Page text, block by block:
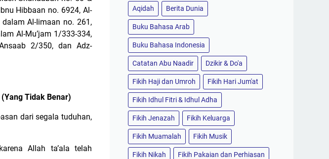
Hibbaan no. 6924, Al-
dalam Al-Iimaan no. 261,
Al-Mu’jam 1/333-334,
2/350, dan Adz-
Tidak Benar)
dari segala tuduhan,
Allah ta’ala telah
Aqidah Berita Dunia
Buku Bahasa Arab
Buku Bahasa Indonesia
Catatan Abu Naadir Dzikir & Do'a
Fikih Haji dan Umroh Fikih Hari Jum'at
Fikih Idhul Fitri & Idhul Adha
Fikih Jenazah Fikih Keluarga
Fikih Muamalah Fikih Musik
Fikih Nikah Fikih Pakaian dan Perhiasan